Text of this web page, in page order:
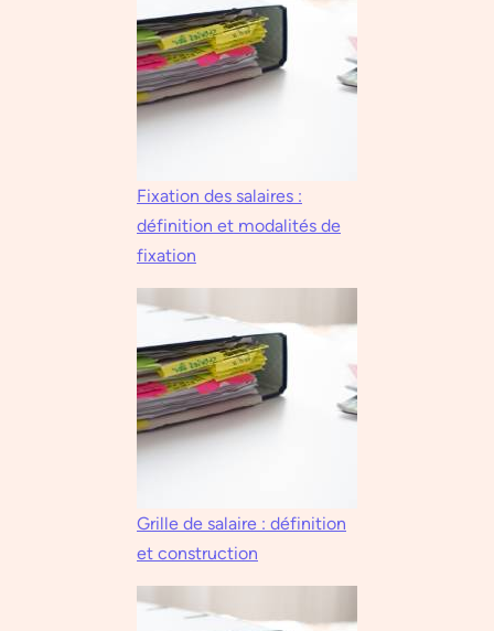
Fixation des salaires :
définition et modalités de
fixation
Grille de salaire : définition
et construction